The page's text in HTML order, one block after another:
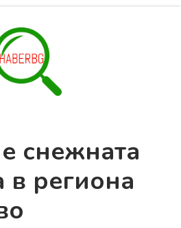
снежната
в региона